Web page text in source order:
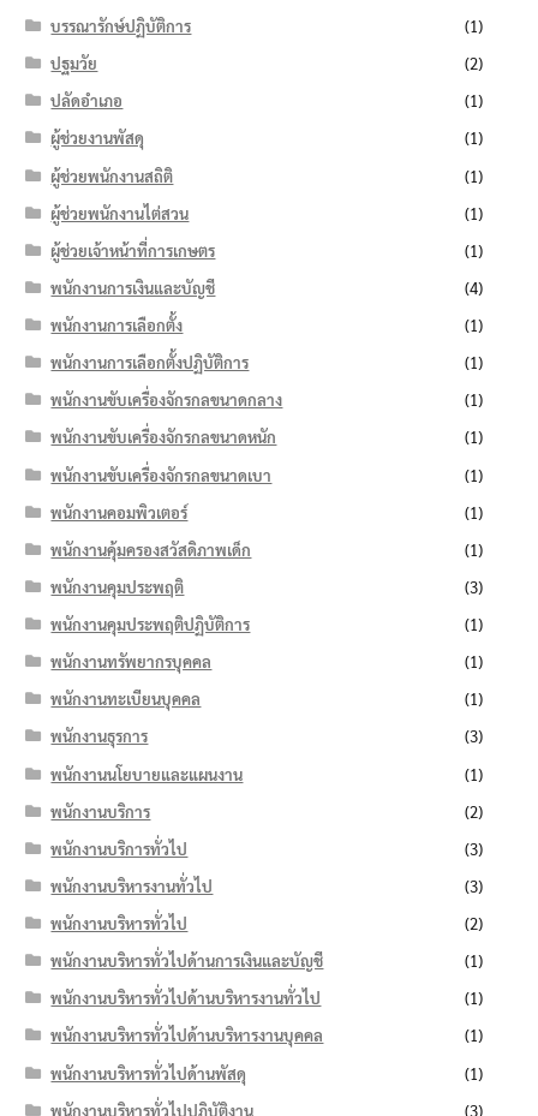
บรรณารักษ์ปฏิบัติการ
(1)
ปฐมวัย
(2)
ปลัดอำเภอ
(1)
ผู้ช่วยงานพัสดุ
(1)
ผู้ช่วยพนักงานสถิติ
(1)
ผู้ช่วยพนักงานไต่สวน
(1)
ผู้ช่วยเจ้าหน้าที่การเกษตร
(1)
พนักงานการเงินและบัญชี
(4)
พนักงานการเลือกตั้ง
(1)
พนักงานการเลือกตั้งปฏิบัติการ
(1)
พนักงานขับเครื่องจักรกลขนาดกลาง
(1)
พนักงานขับเครื่องจักรกลขนาดหนัก
(1)
พนักงานขับเครื่องจักรกลขนาดเบา
(1)
พนักงานคอมพิวเตอร์
(1)
พนักงานคุ้มครองสวัสดิภาพเด็ก
(1)
พนักงานคุมประพฤติ
(3)
พนักงานคุมประพฤติปฏิบัติการ
(1)
พนักงานทรัพยากรบุคคล
(1)
พนักงานทะเบียนบุคคล
(1)
พนักงานธุรการ
(3)
พนักงานนโยบายและแผนงาน
(1)
พนักงานบริการ
(2)
พนักงานบริการทั่วไป
(3)
พนักงานบริหารงานทั่วไป
(3)
พนักงานบริหารทั่วไป
(2)
พนักงานบริหารทั่วไปด้านการเงินและบัญชี
(1)
พนักงานบริหารทั่วไปด้านบริหารงานทั่วไป
(1)
พนักงานบริหารทั่วไปด้านบริหารงานบุคคล
(1)
พนักงานบริหารทั่วไปด้านพัสดุ
(1)
พนักงานบริหารทั่วไปปฏิบัติงาน
(3)